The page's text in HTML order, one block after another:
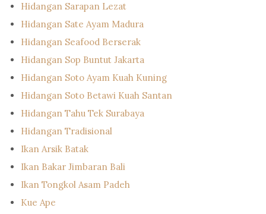
Hidangan Sarapan Lezat
Hidangan Sate Ayam Madura
Hidangan Seafood Berserak
Hidangan Sop Buntut Jakarta
Hidangan Soto Ayam Kuah Kuning
Hidangan Soto Betawi Kuah Santan
Hidangan Tahu Tek Surabaya
Hidangan Tradisional
Ikan Arsik Batak
Ikan Bakar Jimbaran Bali
Ikan Tongkol Asam Padeh
Kue Ape